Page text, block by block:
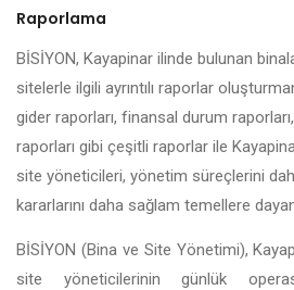
Raporlama
BİSİYON, Kayapinar ilinde bulunan
sitelerle ilgili ayrıntılı raporlar
gider raporları, finansal durum
raporları gibi çeşitli raporlar ile
site yöneticileri, yönetim süreçlerini
kararlarını daha sağlam temellere
BİSİYON (Bina ve Site Yönetimi),
site yöneticilerinin günlük